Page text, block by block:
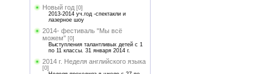
Новый год [0]
2013-2014 уч.год -спектакли и
лазерное шоу
2014- фестиваль "Мы всё
можем" [0]
Выступления талантливых детей с 1
по 11 классы. 31 января 2014 г.
2014 г. Неделя английского языка
[0]